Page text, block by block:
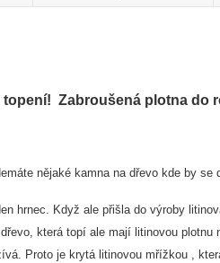
Zabroušená plotna do
nějaké kamna na dřevo kde by se
hrnec. Když ale přišla do výroby
která topí ale mají litinovou plotnu
Proto je krytá litinovou mřížkou ,